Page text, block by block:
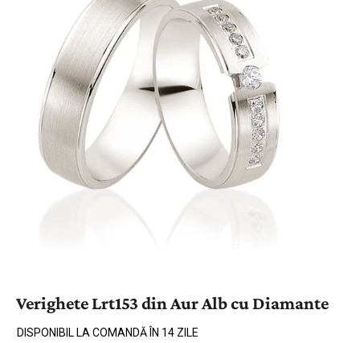
Verighete Lrt153 din Aur Alb cu Diamante
DISPONIBIL LA COMANDĂ ÎN 14 ZILE